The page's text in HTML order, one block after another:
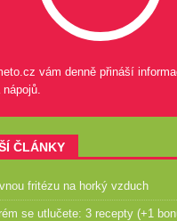
vám denně přináší
ČLÁNKY
fritézu na horký vzduch
se utlučete: 3 recepty (+1